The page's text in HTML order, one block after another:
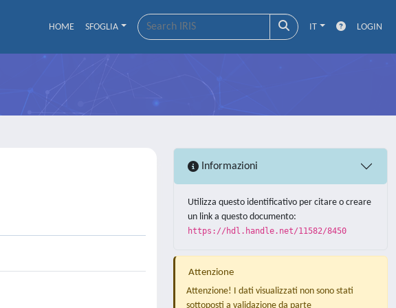
HOME SFOGLIA IT LOGIN
Informazioni
Utilizza questo identificativo per citare o creare
un link a questo documento:
https://hdl.handle.net/11582/8450
Attenzione
Attenzione! I dati visualizzati non sono stati
sottoposti a validazione da parte